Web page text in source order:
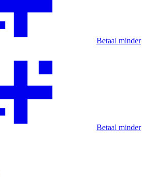
Betaal minder
Betaal minder